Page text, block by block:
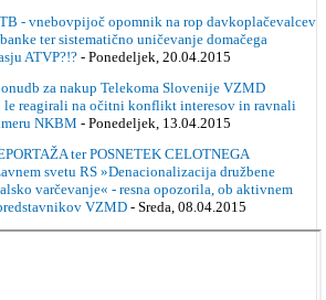
- vnebovpijoč opomnik na rop davkoplačevalcev
ter sistematično uničevanje domačega
ATVP?!?- Ponedeljek, 20.04.2015
za nakup Telekoma Slovenije VZMD
le reagirali na očitni konflikt interesov in ravnali
NKBM - Ponedeljek, 13.04.2015
ter POSNETEK CELOTNEGA
svetu RS »Denacionalizacija družbene
varčevanje« - resna opozorila, ob aktivnem
VZMD - Sreda, 08.04.2015